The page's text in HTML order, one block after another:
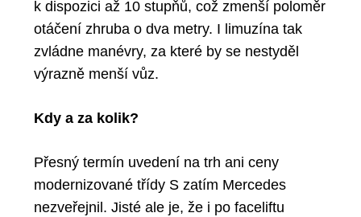
k dispozici až 10 stupňů, což zmenší poloměr
otáčení zhruba o dva metry. I limuzína tak
zvládne manévry, za které by se nestyděl
výrazně menší vůz.
Kdy a za kolik?
Přesný termín uvedení na trh ani ceny
modernizované třídy S zatím Mercedes
nezveřejnil. Jisté ale je, že i po faceliftu